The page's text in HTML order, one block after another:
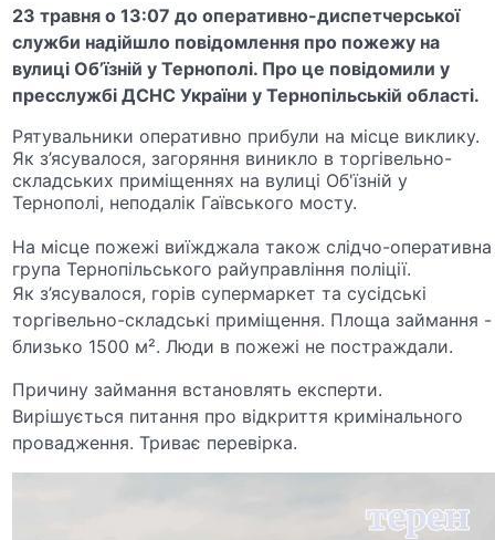
23 травня о 13:07 до оперативно-диспетчерської
служби надійшло повідомлення про пожежу на
вулиці Об’їзній у Тернополі. Про це повідомили у
пресслужбі ДСНС України у Тернопільській області.
Рятувальники оперативно прибули на місце виклику.
Як з’ясувалося, загоряння виникло в торгівельно-
складських приміщеннях на вулиці Об'їзній у
Тернополі, неподалік Гаївського мосту.
На місце пожежі виїжджала також слідчо-оперативна
група Тернопільського райуправління поліції.
Як з’ясувалося, горів супермаркет та сусідські
торгівельно-складські приміщення. Площа займання -
близько 1500 м². Люди в пожежі не постраждали.
Причину займання встановлять експерти.
Вирішується питання про відкриття кримінального
провадження. Триває перевірка.